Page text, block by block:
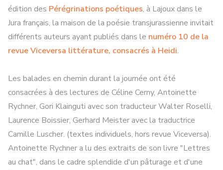
édition des Pérégrinations poétiques, à Lajoux dans le
Jura français, la maison de la poésie transjurassienne invitait
différents auteurs ayant publiés dans le numéro 10 de la
revue Viceversa littérature, consacrés à Heidi.
Les balades en chemin durant la journée ont été
consacrées à des lectures de Céline Cerny, Antoinette
Rychner, Gori Klainguti avec son traducteur Walter Roselli,
Laurence Boissier, Gerhard Meister avec la traductrice
Camille Luscher. (textes individuels, hors revue Viceversa).
Antoinette Rychner a lu des extraits de son livre "Lettres
au chat", dans le cadre splendide d'un pâturage et d'une